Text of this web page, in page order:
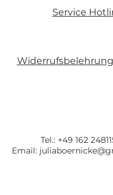
Service
Widerrufsbelehrung
Tel.: +49 162
Email: